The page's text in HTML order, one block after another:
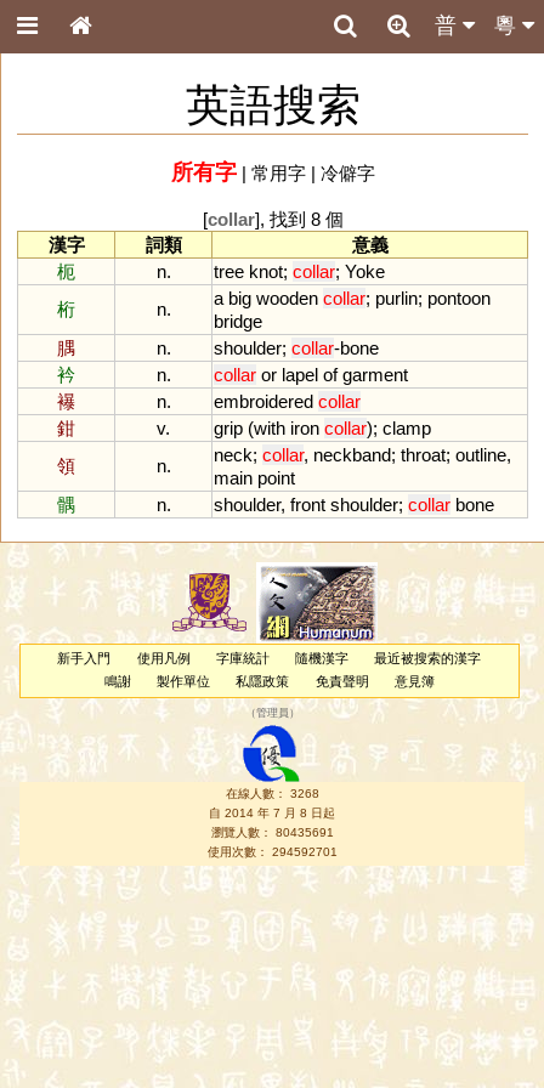
粵
普
英語搜索
所有字| 常用字| 冷僻字
[collar], 找到 8 個
漢字
詞類
意義
枙
n. tree knot; collar; Yoke
桁
n.
a big wooden collar; purlin; pontoon
bridge
腢
n. shoulder; collar-bone
衿
n. collar or lapel of garment
襮
n. embroidered collar
鉗
v. grip (with iron collar); clamp
領
n.
neck; collar, neckband; throat; outline,
main point
髃
n. shoulder, front shoulder; collar bone
新手入門 使用凡例 字庫統計 隨機漢字
最近被搜索的漢字
鳴謝
製作單位 私隱政策 免責聲明 意見簿
（管理員 ）
在線人數： 3268
自 2014 年 7 月 8 日起
瀏覽人數： 80435691
使用次數： 294592701